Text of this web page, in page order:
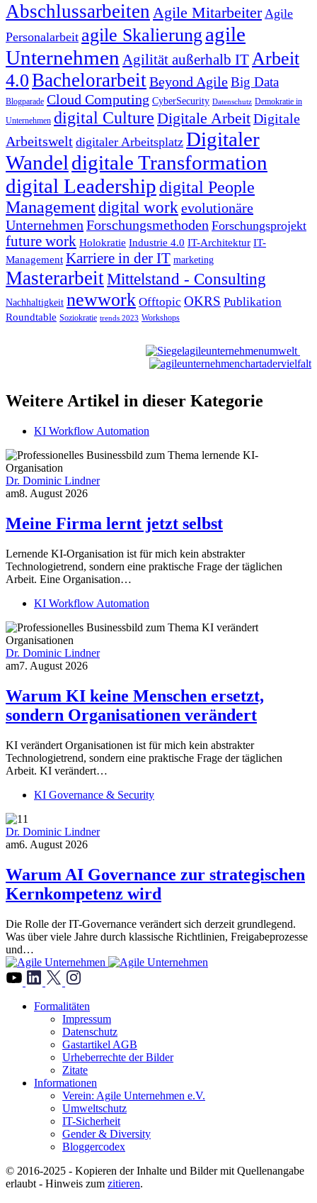
Abschlussarbeiten Agile Mitarbeiter Agile
Personalarbeit agile Skalierung agile
Unternehmen Agilität außerhalb ITArbeit
4.0BachelorarbeitBeyond AgileBig Data
Blogparade Cloud Computing CyberSecurity Datenschutz Demokratie in
Unternehmen digital Culture Digitale ArbeitDigitale
Arbeitswelt digitaler Arbeitsplatz Digitaler
Wandeldigitale Transformation
digital Leadershipdigital People
Managementdigital workevolutionäre
UnternehmenForschungsmethoden Forschungsprojekt
future work Holokratie Industrie 4.0 IT-Architektur IT-
Management Karriere in der IT marketing
MasterarbeitMittelstand - Consulting
Nachhaltigkeit newwork Offtopic OKRS Publikation
Roundtable Soziokratie trends 2023 Workshops
Weitere Artikel in dieser Kategorie
KI Workflow Automation
Dr. Dominic Lindner
am8. August 2026
Meine Firma lernt jetzt selbst
Lernende KI-Organisation ist für mich kein abstrakter
Technologietrend, sondern eine praktische Frage der täglichen
Arbeit. Eine Organisation…
KI Workflow Automation
Dr. Dominic Lindner
am7. August 2026
Warum KI keine Menschen ersetzt,
sondern Organisationen verändert
KI verändert Organisationen ist für mich kein abstrakter
Technologietrend, sondern eine praktische Frage der täglichen
Arbeit. KI verändert…
KI Governance & Security
Dr. Dominic Lindner
am6. August 2026
Warum AI Governance zur strategischen
Kernkompetenz wird
Die Rolle der IT-Governance verändert sich derzeit grundlegend.
Was über viele Jahre durch klassische Richtlinien, Freigabeprozesse
und…
Formalitäten
Impressum
Datenschutz
Gastartikel AGB
Urheberrechte der Bilder
Zitate
Informationen
Verein: Agile Unternehmen e.V.
Umweltschutz
IT-Sicherheit
Gender & Diversity
Bloggercodex
© 2016-2025 - Kopieren der Inhalte und Bilder mit Quellenangabe
erlaubt - Hinweis zum zitieren.